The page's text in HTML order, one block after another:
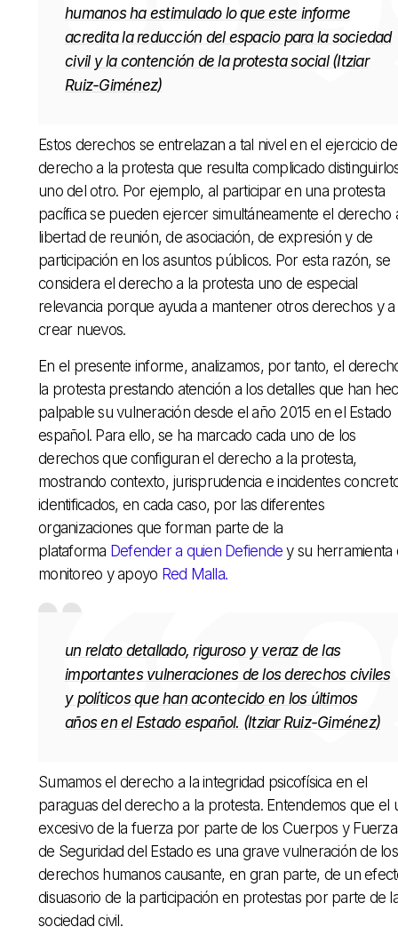
humanos ha estimulado lo que este informe
acredita la reducción del espacio para la sociedad
civil y la contención de la protesta social (Itziar
Ruiz-Giménez)
Estos derechos se entrelazan a tal nivel en el ejercicio
derecho a la protesta que resulta complicado
uno del otro. Por ejemplo, al participar en una protesta
pacífica se pueden ejercer simultáneamente el derecho
libertad de reunión, de asociación, de expresión y de
participación en los asuntos públicos. Por esta razón, se
considera el derecho a la protesta uno de especial
relevancia porque ayuda a mantener otros derechos y a
crear nuevos.
En el presente informe, analizamos, por tanto, el
la protesta prestando atención a los detalles que han
palpable su vulneración desde el año 2015 en el Estado
español. Para ello, se ha marcado cada uno de los
derechos que configuran el derecho a la protesta,
mostrando contexto, jurisprudencia e incidentes
identificados, en cada caso, por las diferentes
organizaciones que forman parte de la
plataforma Defender a quien Defiende y su herramienta
monitoreo y apoyo Red Malla.
un relato detallado, riguroso y veraz de las
importantes vulneraciones de los derechos civiles
y políticos que han acontecido en los últimos
años en el Estado español. (Itziar Ruiz-Giménez)
Sumamos el derecho a la integridad psicofísica en el
paraguas del derecho a la protesta. Entendemos que el
excesivo de la fuerza por parte de los Cuerpos y
de Seguridad del Estado es una grave vulneración de los
derechos humanos causante, en gran parte, de un
disuasorio de la participación en protestas por parte de
sociedad civil.